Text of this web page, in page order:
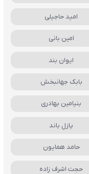
امید حاجیلی
امین بانی
ایوان بند
بابک جهانبخش
بنیامین بهادری
پازل باند
حامد همایون
حجت اشرف زاده